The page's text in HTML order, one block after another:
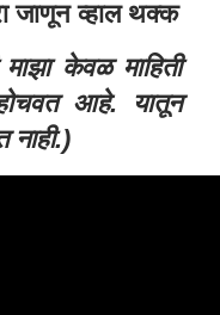
जाणून व्हाल थक्क
केवळ माहिती
आहे. यातून
नाही.)